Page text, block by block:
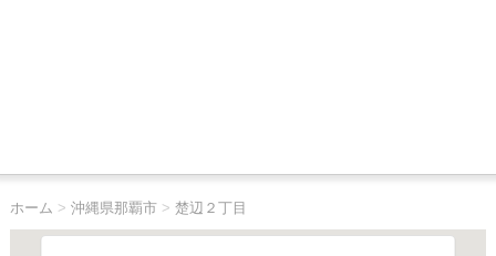
ホーム > 沖縄県那覇市> 楚辺２丁目